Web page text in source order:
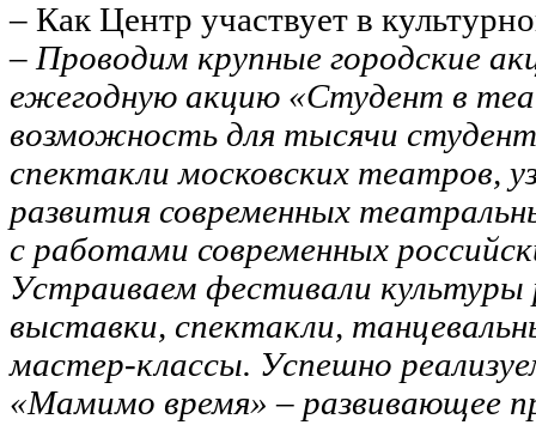
– Как Центр участвует в
– Проводим крупные городские
ежегодную акцию «Студент в
возможность для тысячи
спектакли московских театров,
развития современных
с работами современных
Устраиваем фестивали
выставки, спектакли,
мастер-классы. Успешно
«Мамимо время» – развивающее